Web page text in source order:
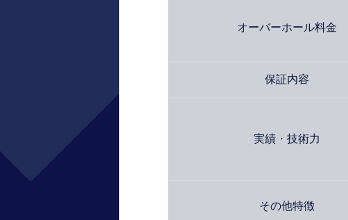
オーバーホール料金
保証内容
実績・技術力
その他特徴